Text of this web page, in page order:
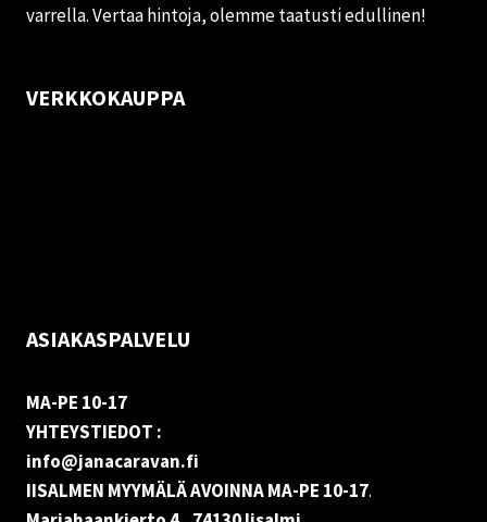
varrella. Vertaa hintoja, olemme taatusti edullinen!
VERKKOKAUPPA
ASIAKASPALVELU
MA-PE 10-17
YHTEYSTIEDOT :
info@janacaravan.fi
IISALMEN MYYMÄLÄ AVOINNA MA-PE 10-17.